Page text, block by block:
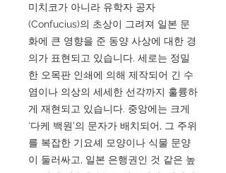
미치코가 아니라 유학자 공자
(Confucius)의 초상이 그려져 일본 문
화에 큰 영향을 준 동양 사상에 대한 경
의가 표현되고 있습니다. 세로는 정밀
한 오목판 인쇄에 의해 제작되어 긴 수
염이나 의상의 세세한 선각까지 훌륭하
게 재현되고 있습니다. 중앙에는 크게
‘다케 백원’의 문자가 배치되어, 그 주위
를 복잡한 기요셰 모양이나 식물 문양
이 둘러싸고, 일본 은행권인 것 같은 높